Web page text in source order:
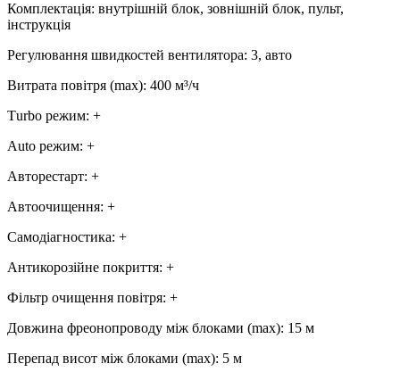
Комплектація: внутрішній блок, зовнішній блок, пульт,
інструкція
Регулювання швидкостей вентилятора: 3, авто
Витрата повітря (max): 400 м³/ч
Тurbo режим: +
Аuto режим: +
Авторестарт: +
Автоочищення: +
Самодіагностика: +
Антикорозійне покриття: +
Фільтр очищення повітря: +
Довжина фреонопроводу між блоками (max): 15 м
Перепад висот між блоками (max): 5 м